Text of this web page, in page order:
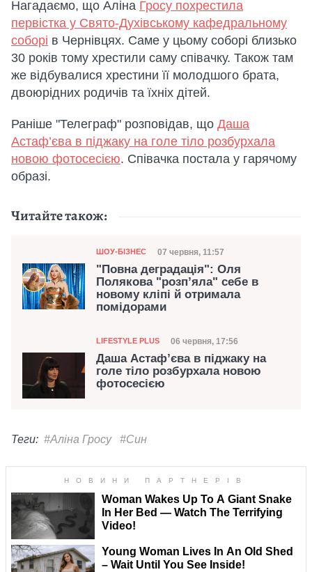
Нагадаємо, що Аліна Гросу похрестила
первістка у Свято-Духівському кафедральному
соборі в Чернівцях. Саме у цьому соборі близько
30 років тому хрестили саму співачку. Також там
же відбувалися хрестини її молодшого брата,
двоюрідних родичів та їхніх дітей.
Раніше "Телеграф" розповідав, що Даша
Астаф’єва в піджаку на голе тіло розбурхала
новою фотосесією. Співачка постала у гарячому
образі.
Читайте також:
Категорія
ШОУ-БІЗНЕС Дата публікації
07 червня, 11:57
"Повна деградація": Оля
Полякова "розп’яла" себе в
новому кліпі й отримала
помідорами
Категорія
LIFESTYLE PLUS Дата публікації
06 червня, 17:56
Даша Астаф’єва в піджаку на
голе тіло розбурхала новою
фотосесією
Теги: #Аліна Гросу #Син